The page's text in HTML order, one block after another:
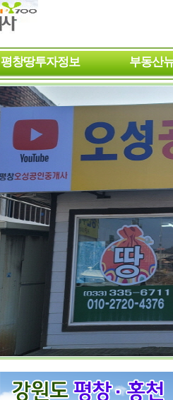
평창땅투자정보 부동산